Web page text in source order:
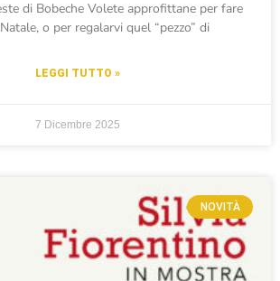
di Bobeche Volete approfittane per fare
o per regalarvi quel “pezzo” di
LEGGI TUTTO »
7 Dicembre 2025
NOVITÀ